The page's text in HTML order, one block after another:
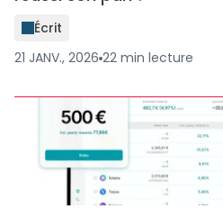
Écrit
21 JANV., 2026 22 min lecture